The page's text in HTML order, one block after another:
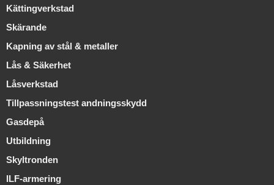
Kättingverkstad
Skärande
Kapning av stål & metaller
Lås & Säkerhet
Låsverkstad
Tillpassningstest andningsskydd
Gasdepå
Utbildning
Skyltronden
ILF-armering